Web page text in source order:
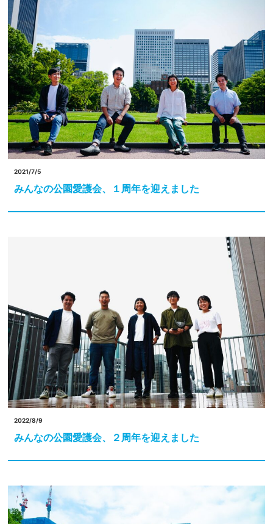
2021/7/5
みんなの公園愛護会、１周年を迎えました
2022/8/9
みんなの公園愛護会、２周年を迎えました